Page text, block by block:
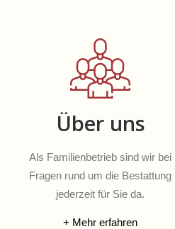
Über uns
Als Familienbetrieb sind wir bei
Fragen rund um die Bestattung
jederzeit für Sie da.
+ Mehr erfahren